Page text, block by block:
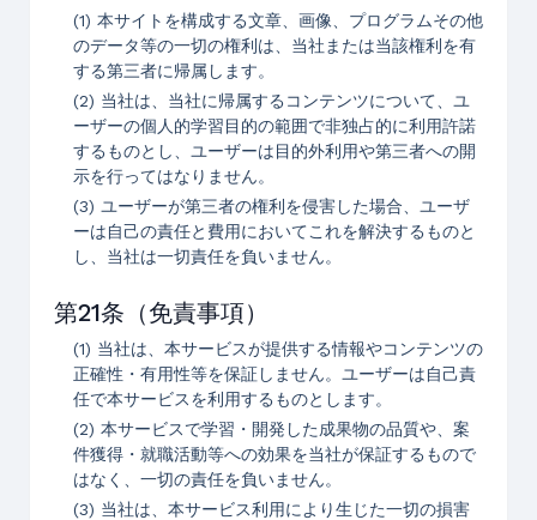
(1) 本サイトを構成する文章、画像、プログラムその他
のデータ等の一切の権利は、当社または当該権利を有
する第三者に帰属します。
(2) 当社は、当社に帰属するコンテンツについて、ユ
ーザーの個人的学習目的の範囲で非独占的に利用許諾
するものとし、ユーザーは目的外利用や第三者への開
示を行ってはなりません。
(3) ユーザーが第三者の権利を侵害した場合、ユーザ
ーは自己の責任と費用においてこれを解決するものと
し、当社は一切責任を負いません。
第21条（免責事項）
(1) 当社は、本サービスが提供する情報やコンテンツの
正確性・有用性等を保証しません。ユーザーは自己責
任で本サービスを利用するものとします。
(2) 本サービスで学習・開発した成果物の品質や、案
件獲得・就職活動等への効果を当社が保証するもので
はなく、一切の責任を負いません。
(3) 当社は、本サービス利用により生じた一切の損害